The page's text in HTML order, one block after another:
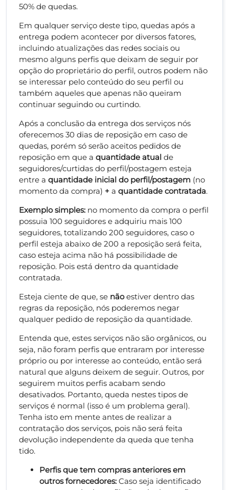
50% de quedas.
Em qualquer serviço deste tipo, quedas após a
entrega podem acontecer por diversos fatores,
incluindo atualizações das redes sociais ou
mesmo alguns perfis que deixam de seguir por
opção do proprietário do perfil, outros podem não
se interessar pelo conteúdo do seu perfil ou
também aqueles que apenas não queiram
continuar seguindo ou curtindo.
Após a conclusão da entrega dos serviços nós
oferecemos 30 dias de reposição em caso de
quedas, porém só serão aceitos pedidos de
reposição em que a quantidade atual de
seguidores/curtidas do perfil/postagem esteja
entre a quantidade inicial do perfil/postagem (no
momento da compra) + a quantidade contratada.
Exemplo simples: no momento da compra o perfil
possuia 100 seguidores e adquiriu mais 100
seguidores, totalizando 200 seguidores, caso o
perfil esteja abaixo de 200 a reposição será feita,
caso esteja acima não há possibilidade de
reposição. Pois está dentro da quantidade
contratada.
Esteja ciente de que, se nãoestiver dentro das
regras da reposição, nós poderemos negar
qualquer pedido de reposição da quantidade.
Entenda que, estes serviços não são orgânicos, ou
seja, não foram perfis que entraram por interesse
próprio ou por interesse ao conteúdo, então será
natural que alguns deixem de seguir. Outros, por
seguirem muitos perfis acabam sendo
desativados. Portanto, queda nestes tipos de
serviços é normal (isso é um problema geral).
Tenha isto em mente antes de realizar a
contratação dos serviços, pois não será feita
devolução independente da queda que tenha
tido.
Perfis que tem compras anteriores em
outros fornecedores: Caso seja identificado